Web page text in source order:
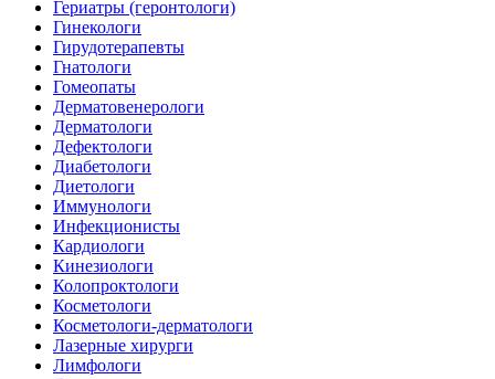
Гериатры (геронтологи)
Гинекологи
Гирудотерапевты
Гнатологи
Гомеопаты
Дерматовенерологи
Дерматологи
Дефектологи
Диабетологи
Диетологи
Иммунологи
Инфекционисты
Кардиологи
Кинезиологи
Колопроктологи
Косметологи
Косметологи-дерматологи
Лазерные хирурги
Лимфологи